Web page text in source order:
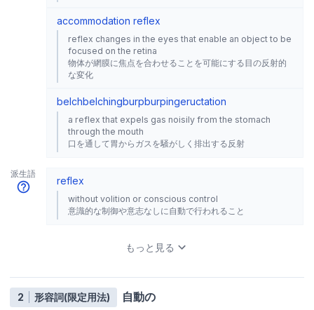
accommodation reflex
reflex changes in the eyes that enable an object to be
focused on the retina
物体が網膜に焦点を合わせることを可能にする目の反射的
な変化
belchbelchingburpburpingeructation
a reflex that expels gas noisily from the stomach
through the mouth
口を通して胃からガスを騒がしく排出する反射
派生語
reflex
without volition or conscious control
意識的な制御や意志なしに自動で行われること
もっと見る
2 形容詞(限定用法) 自動の